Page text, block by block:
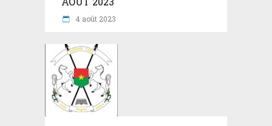
4 août 2023